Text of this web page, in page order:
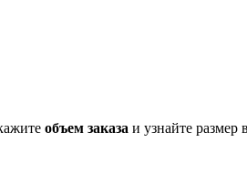
объем заказа и узнайте размер